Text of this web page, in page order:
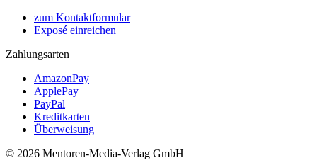
zum Kontaktformular
Exposé einreichen
Zahlungsarten
AmazonPay
ApplePay
PayPal
Kreditkarten
Überweisung
© 2026 Mentoren-Media-Verlag GmbH